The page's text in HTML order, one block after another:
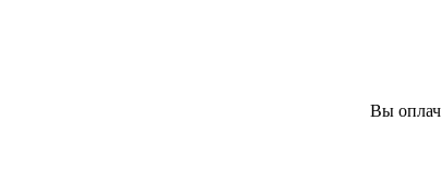
Вы